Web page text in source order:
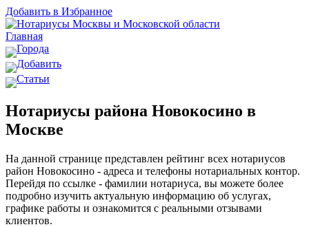
Добавить в Избранное
Главная
Города
Добавить
Статьи
Нотариусы района Новокосино в
Москве
На данной странице представлен рейтинг всех нотариусов
район Новокосино - адреса и телефоны нотариальных контор.
Перейдя по ссылке - фамилии нотариуса, вы можете более
подробно изучить актуальную информацию об услугах,
графике работы и ознакомится с реальными отзывами
клиентов.